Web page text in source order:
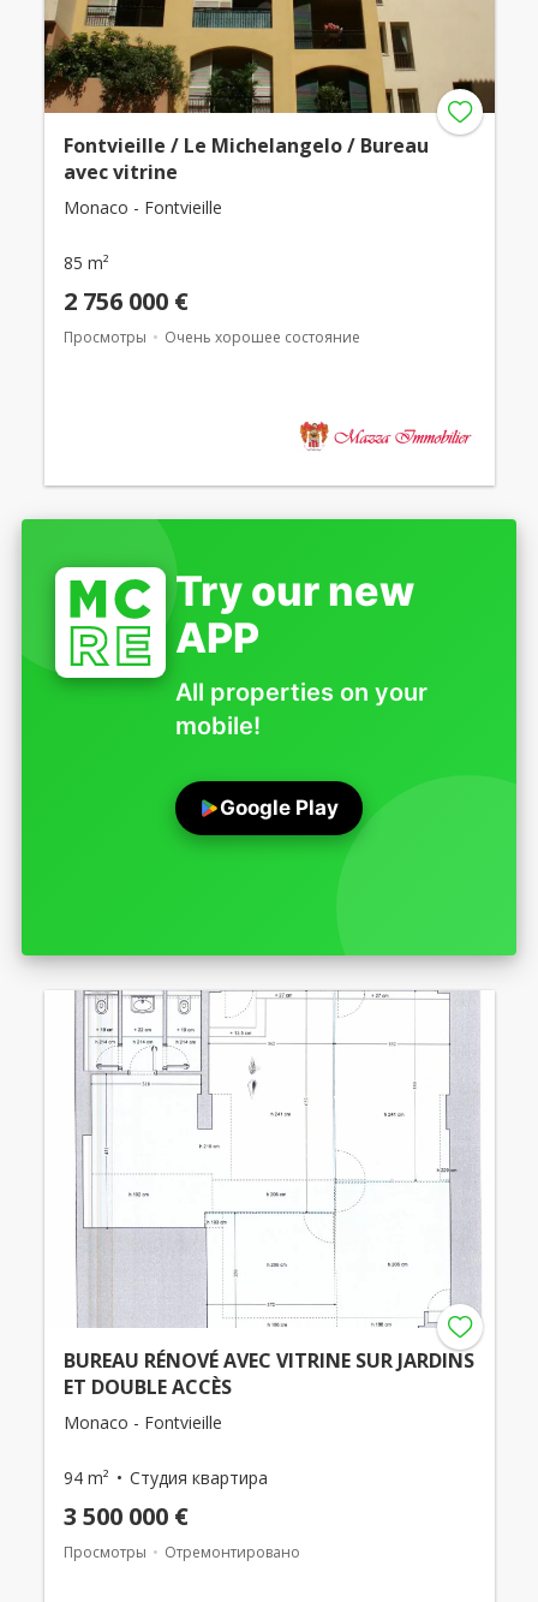
Fontvieille / Le Michelangelo / Bureau
avec vitrine
Monaco - Fontvieille
85 m²
2 756 000 €
Просмотры Очень хорошее состояние
Try our new
APP
All properties on your
mobile!
Google Play
BUREAU RÉNOVÉ AVEC VITRINE SUR JARDINS
ET DOUBLE ACCÈS
Monaco - Fontvieille
94 m² Студия квартира
3 500 000 €
Просмотры Отремонтировано